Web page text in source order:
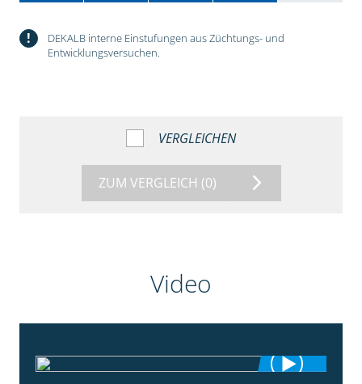
!
DEKALB interne Einstufungen aus Züchtungs- und
Entwicklungsversuchen.
VERGLEICHEN
ZUM VERGLEICH (0)
Video